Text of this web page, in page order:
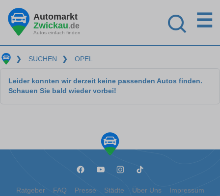
Automarkt
Zwickau.de
Autos einfach finden
☰
❯ SUCHEN ❯ OPEL
Leider konnten wir derzeit keine passenden Autos finden.
Schauen Sie bald wieder vorbei!
Ratgeber FAQ Presse Städte Über Uns Impressum